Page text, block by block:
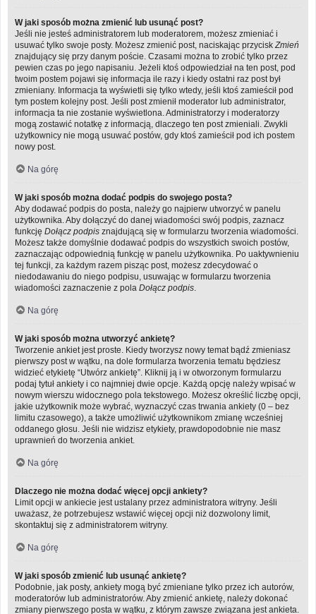
W jaki sposób można zmienić lub usunąć post?
Jeśli nie jesteś administratorem lub moderatorem, możesz zmieniać i
usuwać tylko swoje posty. Możesz zmienić post, naciskając przycisk Zmień
znajdujący się przy danym poście. Czasami można to zrobić tylko przez
pewien czas po jego napisaniu. Jeżeli ktoś odpowiedział na ten post, pod
twoim postem pojawi się informacja ile razy i kiedy ostatni raz post był
zmieniany. Informacja ta wyświetli się tylko wtedy, jeśli ktoś zamieścił pod
tym postem kolejny post. Jeśli post zmienił moderator lub administrator,
informacja ta nie zostanie wyświetlona. Administratorzy i moderatorzy
mogą zostawić notatkę z informacją, dlaczego ten post zmieniali. Zwykli
użytkownicy nie mogą usuwać postów, gdy ktoś zamieścił pod ich postem
nowy post.
Na górę
W jaki sposób można dodać podpis do swojego posta?
Aby dodawać podpis do posta, należy go najpierw utworzyć w panelu
użytkownika. Aby dołączyć do danej wiadomości swój podpis, zaznacz
funkcję Dołącz podpis znajdującą się w formularzu tworzenia wiadomości.
Możesz także domyślnie dodawać podpis do wszystkich swoich postów,
zaznaczając odpowiednią funkcję w panelu użytkownika. Po uaktywnieniu
tej funkcji, za każdym razem pisząc post, możesz zdecydować o
niedodawaniu do niego podpisu, usuwając w formularzu tworzenia
wiadomości zaznaczenie z pola Dołącz podpis
Na górę
W jaki sposób można utworzyć ankietę?
Tworzenie ankiet jest proste. Kiedy tworzysz nowy temat bądź zmieniasz
pierwszy post w wątku, na dole formularza tworzenia tematu będziesz
widzieć etykietę “Utwórz ankietę”. Kliknij ją i w otworzonym formularzu
podaj tytuł ankiety i co najmniej dwie opcje. Każdą opcję należy wpisać w
nowym wierszu widocznego pola tekstowego. Możesz określić liczbę opcji,
jakie użytkownik może wybrać, wyznaczyć czas trwania ankiety (0 – bez
limitu czasowego), a także umożliwić użytkownikom zmianę wcześniej
oddanego głosu. Jeśli nie widzisz etykiety, prawdopodobnie nie masz
uprawnień do tworzenia ankiet.
Na górę
Dlaczego nie można dodać więcej opcji ankiety?
Limit opcji w ankiecie jest ustalany przez administratora witryny. Jeśli
uważasz, że potrzebujesz wstawić więcej opcji niż dozwolony limit,
skontaktuj się z administratorem witryny.
Na górę
W jaki sposób zmienić lub usunąć ankietę?
Podobnie, jak posty, ankiety mogą być zmieniane tylko przez ich autorów,
moderatorów lub administratorów. Aby zmienić ankietę, należy dokonać
zmiany pierwszego posta w wątku, z którym zawsze związana jest ankieta.